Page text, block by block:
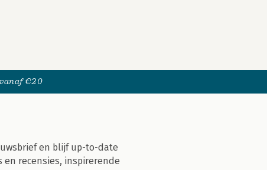
€20
en blijf up-to-date
recensies, inspirerende